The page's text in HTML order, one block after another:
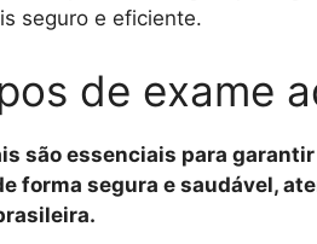
seguro e eficiente.
de exame
são essenciais para
forma segura e saudável,